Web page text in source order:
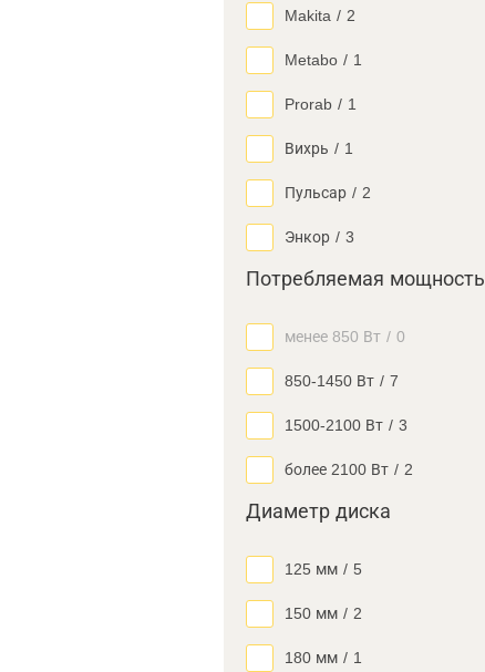
Makita / 2
Metabo / 1
Prorab / 1
Вихрь / 1
Пульсар / 2
Энкор / 3
Потребляемая мощность
менее 850 Вт / 0
850-1450 Вт / 7
1500-2100 Вт / 3
более 2100 Вт / 2
Диаметр диска
125 мм / 5
150 мм / 2
180 мм / 1